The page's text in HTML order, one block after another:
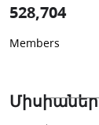
528,704
Members
Միսիաներ